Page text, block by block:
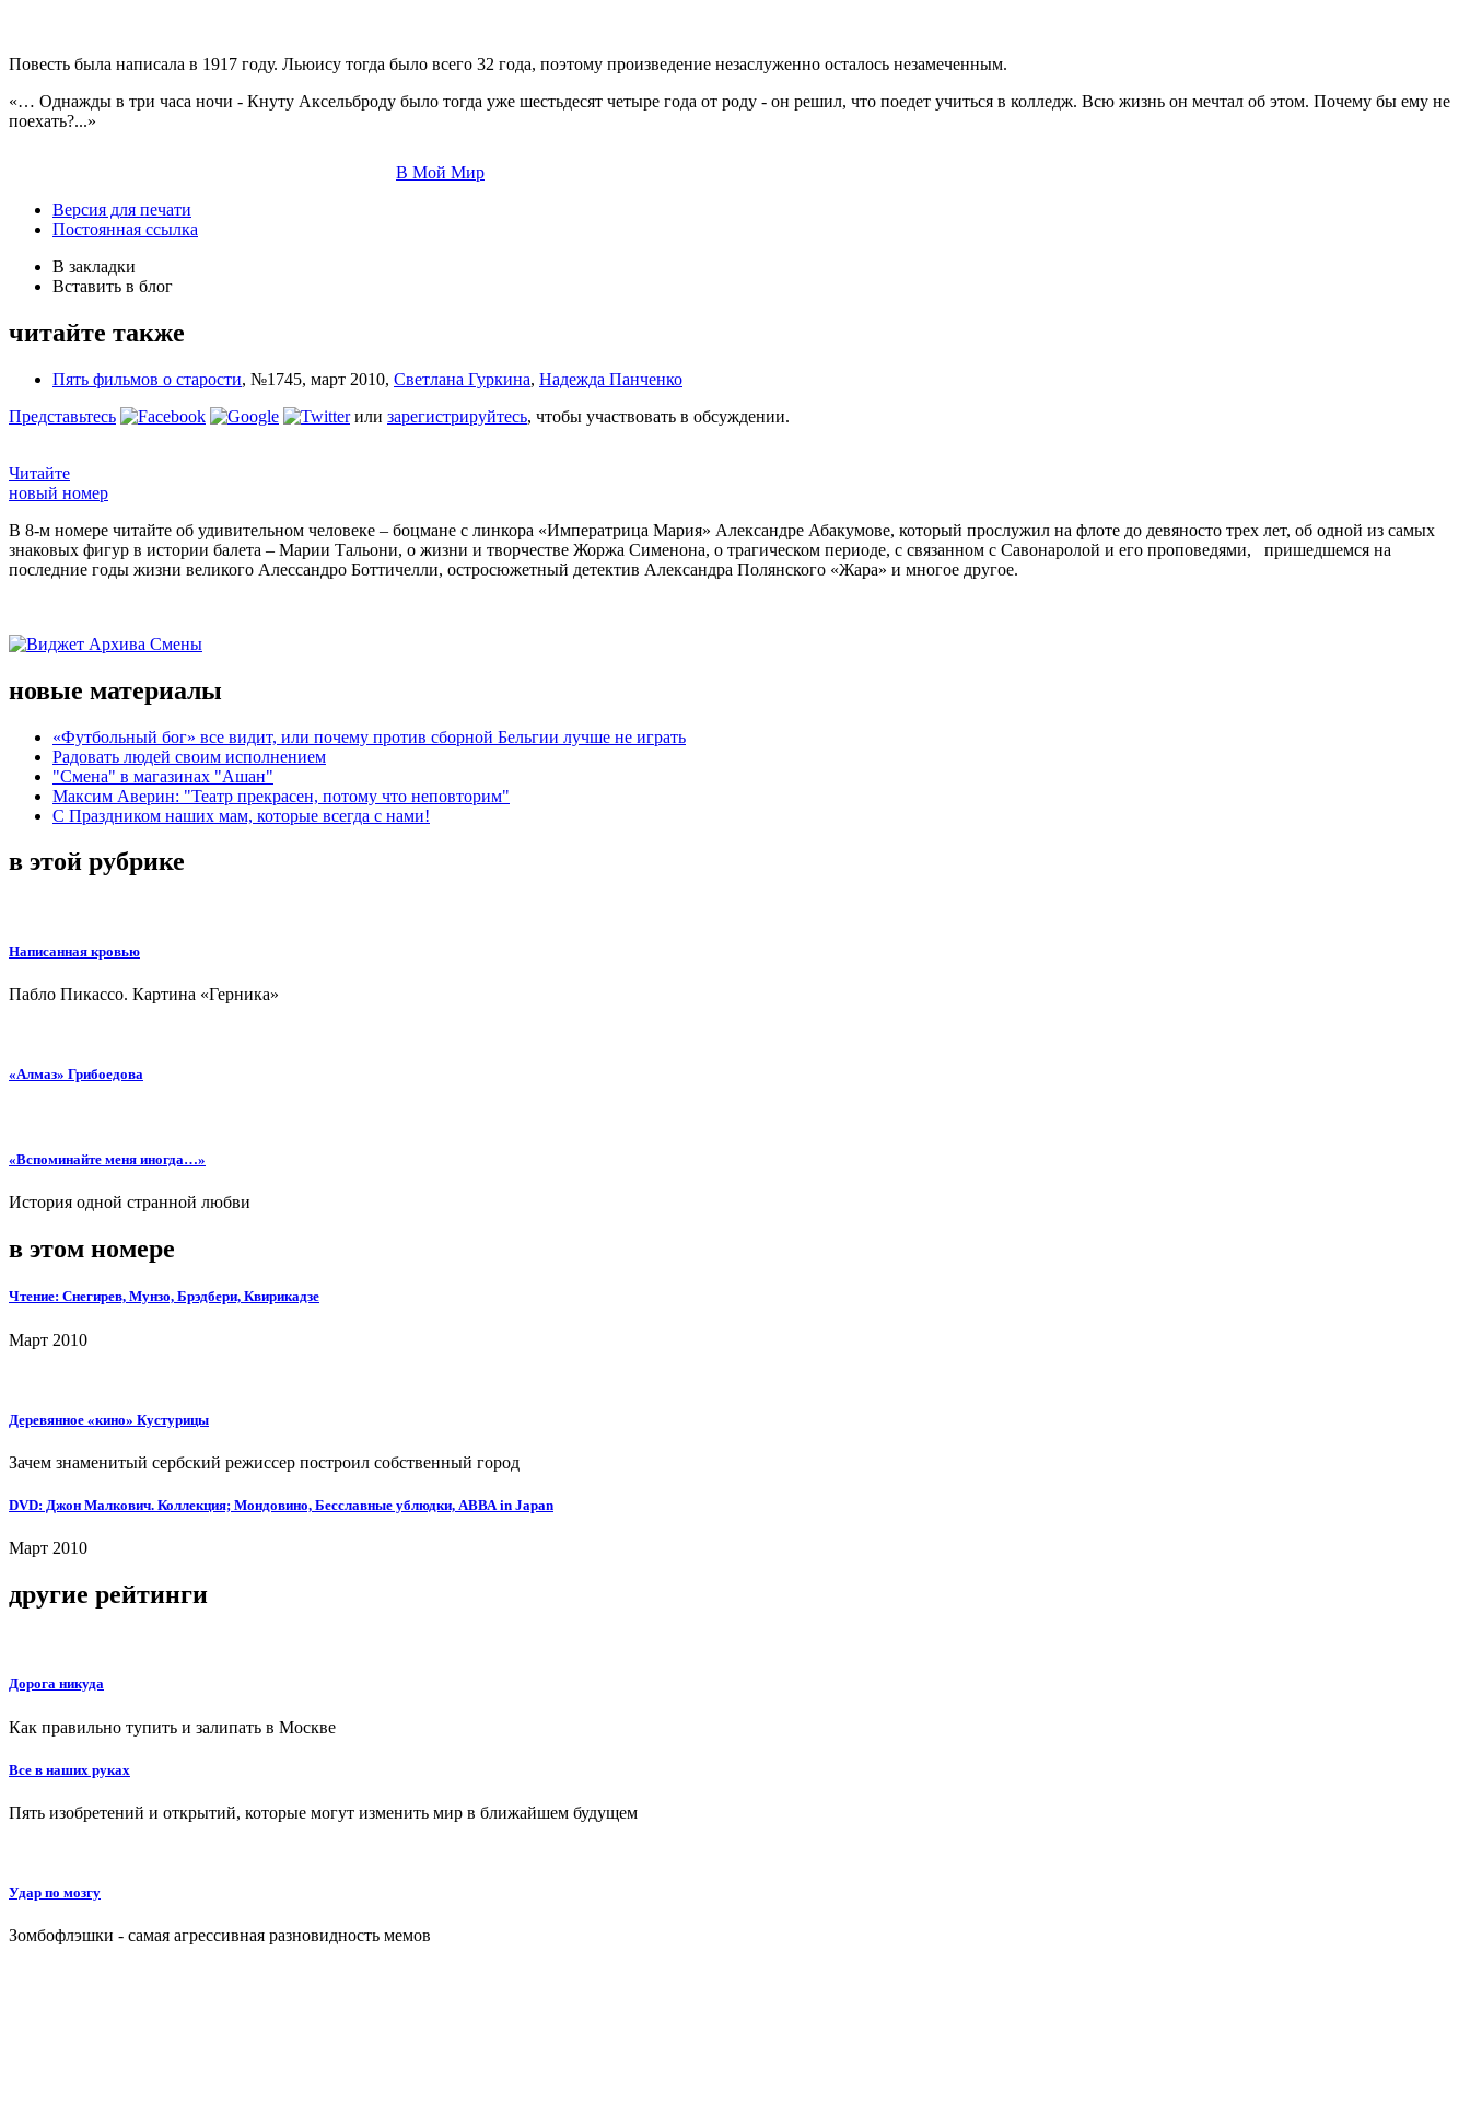
Повесть была написала в 1917 году. Льюису тогда было всего 32 года, поэтому произведение незаслуженно осталось незамеченным.
«… Однажды в три часа ночи - Кнуту Аксельброду было тогда уже шестьдесят четыре года от роду - он решил, что поедет учиться в колледж. Всю жизнь он мечтал об этом. Почему бы ему не
поехать?...»
В Мой Мир
Версия для печати
Постоянная ссылка
В закладки
Вставить в блог
читайте также
Пять фильмов о старости, №1745, март 2010, Светлана Гуркина, Надежда Панченко
Представьтесь
или зарегистрируйтесь, чтобы участвовать в обсуждении.
Читайте
новый номер
В 8-м номере читайте об удивительном человеке – боцмане с линкора «Императрица Мария» Александре Абакумове, который прослужил на флоте до девяносто трех лет, об одной из самых
знаковых фигур в истории балета – Марии Тальони, о жизни и творчестве Жоржа Сименона, о трагическом периоде, с связанном с Савонаролой и его проповедями, пришедшемся на
последние годы жизни великого Алессандро Боттичелли, остросюжетный детектив Александра Полянского «Жара» и многое другое.
новые материалы
«Футбольный бог» все видит, или почему против сборной Бельгии лучше не играть
Радовать людей своим исполнением
"Смена" в магазинах "Ашан"
Максим Аверин: "Театр прекрасен, потому что неповторим"
С Праздником наших мам, которые всегда с нами!
в этой рубрике
Написанная кровью
Пабло Пикассо. Картина «Герника»
«Алмаз» Грибоедова
«Вспоминайте меня иногда…»
История одной странной любви
в этом номере
Чтение: Снегирев, Мунзо, Брэдбери, Квирикадзе
Март 2010
Деревянное «кино» Кустурицы
Зачем знаменитый сербский режиссер построил собственный город
DVD: Джон Малкович. Коллекция; Мондовино, Бесславные ублюдки, АВВА in Japan
Март 2010
другие рейтинги
Дорога никуда
Как правильно тупить и залипать в Москве
Все в наших руках
Пять изобретений и открытий, которые могут изменить мир в ближайшем будущем
Удар по мозгу
Зомбофлэшки - самая агрессивная разновидность мемов